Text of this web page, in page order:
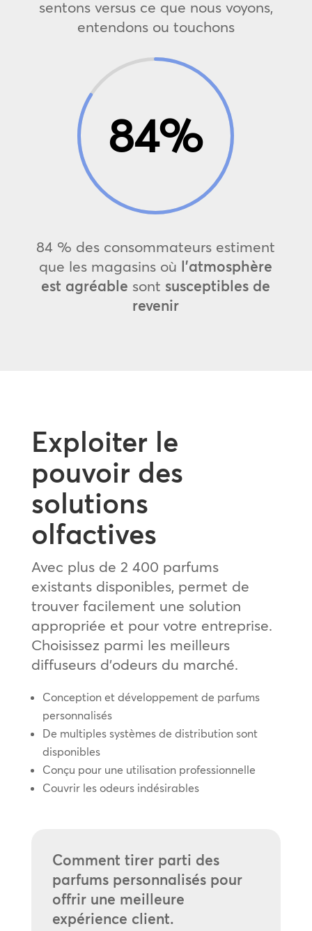
sentons versus ce que nous voyons,
entendons ou touchons
84%
84 % des consommateurs estiment
que les magasins où l’atmosphère
est agréable sont susceptibles de
revenir
Exploiter le
pouvoir des
solutions
olfactives
Avec plus de 2 400 parfums
existants disponibles, permet de
trouver facilement une solution
appropriée et pour votre entreprise.
Choisissez parmi les meilleurs
diffuseurs d’odeurs du marché.
Conception et développement de parfums
personnalisés
De multiples systèmes de distribution sont
disponibles
Conçu pour une utilisation professionnelle
Couvrir les odeurs indésirables
Comment tirer parti des
parfums personnalisés pour
offrir une meilleure
expérience client.